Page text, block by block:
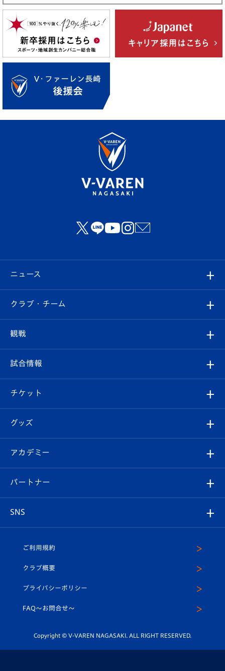
ニュース
すべて
クラブ
試合情報
チケット
イベント
メディア
ホームタウン
クラブ・チーム
クラブ概要
エンブレム紹介
スタッフプロフィール
マスコット紹介
平和祈念活動
ホームタウン活動
観戦
観戦ルール
はじめての観戦ガイド
Revive Team
ヴィヴィくんの長崎おもてなしガイド
試合情報
試合日程/結果
フォトギャラリー
スタジアムグルメ
チケット
チケット
V-LOVERS（ファンクラブ）
プレイヤーズスイート
グッズ
オンラインショップ
店舗情報
アカデミー
育成からのお知らせ
U-18
スクール
パートナー
SNS
ヴィヴィくんインスタグラム
公式LINE＠
ご利用規約
クラブ概要
プライバシーポリシー
FAQ〜お問合せ〜
Copyright © V-VAREN NAGASAKI. ALL RIGHT RESERVED.